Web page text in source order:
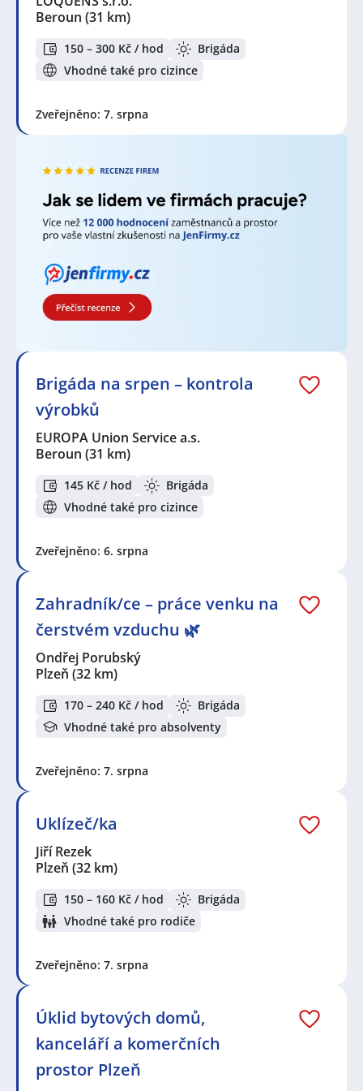
Beroun (31 km)
150 – 300 Kč / hod
Brigáda
Vhodné také pro cizince
Zveřejněno: 7. srpna
Brigáda na srpen – kontrola
výrobků
EUROPA Union Service a.s.
Beroun (31 km)
145 Kč / hod
Brigáda
Vhodné také pro cizince
Zveřejněno: 6. srpna
Zahradník/ce – práce venku na
čerstvém vzduchu 🌿
Ondřej Porubský
Plzeň (32 km)
170 – 240 Kč / hod
Brigáda
Vhodné také pro absolventy
Zveřejněno: 7. srpna
Uklízeč/ka
Jiří Rezek
Plzeň (32 km)
150 – 160 Kč / hod
Brigáda
Vhodné také pro rodiče
Zveřejněno: 7. srpna
Úklid bytových domů,
kanceláří a komerčních
prostor Plzeň